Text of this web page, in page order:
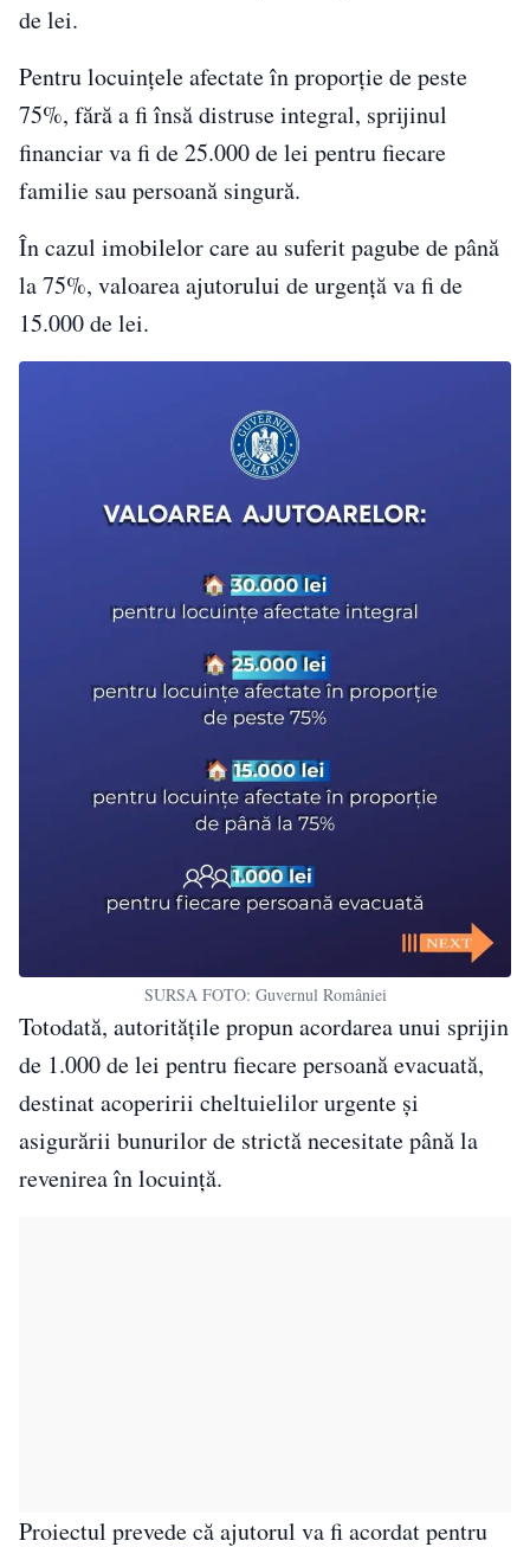
de lei.
Pentru locuințele afectate în proporție de peste
75%, fără a fi însă distruse integral, sprijinul
financiar va fi de 25.000 de lei pentru fiecare
familie sau persoană singură.
În cazul imobilelor care au suferit pagube de până
la 75%, valoarea ajutorului de urgență va fi de
15.000 de lei.
SURSA FOTO: Guvernul României
Totodată, autoritățile propun acordarea unui sprijin
de 1.000 de lei pentru fiecare persoană evacuată,
destinat acoperirii cheltuielilor urgente și
asigurării bunurilor de strictă necesitate până la
revenirea în locuință.
Proiectul prevede că ajutorul va fi acordat pentru